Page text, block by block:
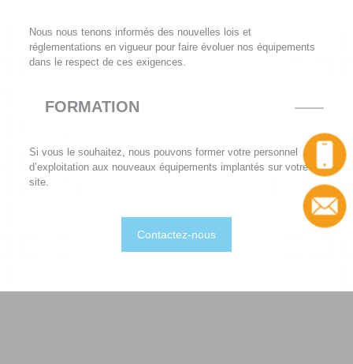
Nous nous tenons informés des nouvelles lois et
réglementations en vigueur pour faire évoluer nos équipements
dans le respect de ces exigences.
FORMATION
Si vous le souhaitez, nous pouvons former votre personnel
d’exploitation aux nouveaux équipements implantés sur votre
site.
Contactez-nous